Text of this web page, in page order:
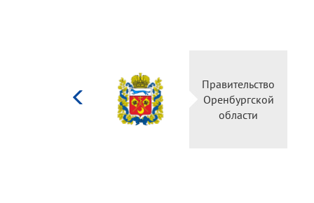
Правительство
Оренбургской
области